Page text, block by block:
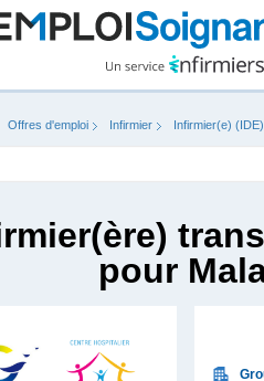
Offres d'emploi Infirmier Infirmier(e) (IDE)
pour